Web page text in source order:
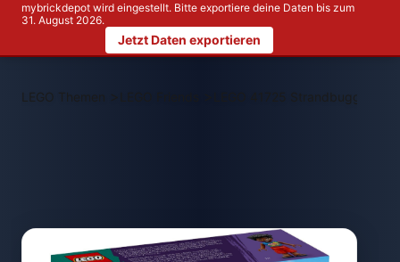
mybrickdepot wird eingestellt. Bitte exportiere deine Daten bis zum
31. August 2026.
Jetzt Daten exportieren
LEGO Themen > LEGO 41725 Strandbuggy-